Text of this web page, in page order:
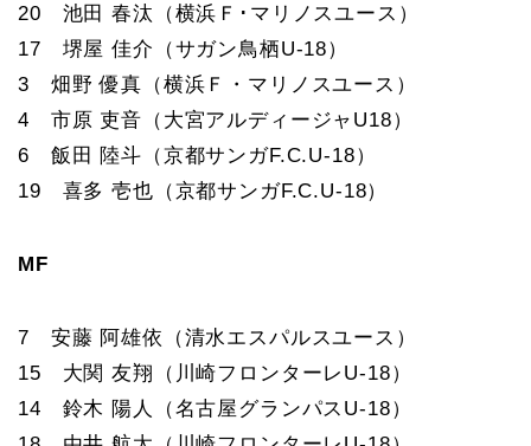
20 池田 春汰（横浜Ｆ･マリノスユース）
17 堺屋 佳介（サガン鳥栖U-18）
3 畑野 優真（横浜Ｆ・マリノスユース）
4 市原 吏音（大宮アルディージャU18）
6 飯田 陸斗（京都サンガF.C.U-18）
19 喜多 壱也（京都サンガF.C.U-18）
MF
7 安藤 阿雄依（清水エスパルスユース）
15 大関 友翔（川崎フロンターレU-18）
14 鈴木 陽人（名古屋グランパスU-18）